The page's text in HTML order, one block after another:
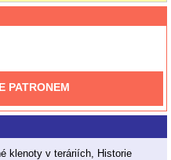
PATRONEM
klenoty v teráriích, Historie